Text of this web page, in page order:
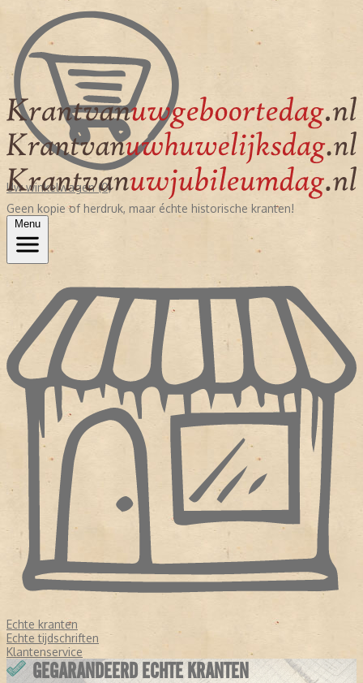
Uw winkelwagen (0)
Geen kopie of herdruk, maar échte historische kranten!
Menu
Echte kranten
Echte tijdschriften
Klantenservice
GEGARANDEERD ECHTE KRANTEN